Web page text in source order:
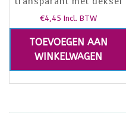
€4,45 Incl. BTW
TOEVOEGEN AAN
WINKELWAGEN